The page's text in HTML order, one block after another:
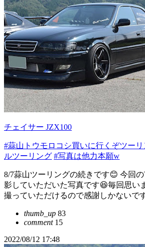
チェイサー JZX100
#蒜山トウモロコシ買いに行くぞツー
ルツーリング #写真は他力本願w
8/7蒜山ツーリングの続きです😊 今回
影していただいた写真です😆毎回思い
撮っていただけるので感謝しかないで
thumb_up 83
comment15
2022/08/12 17:48